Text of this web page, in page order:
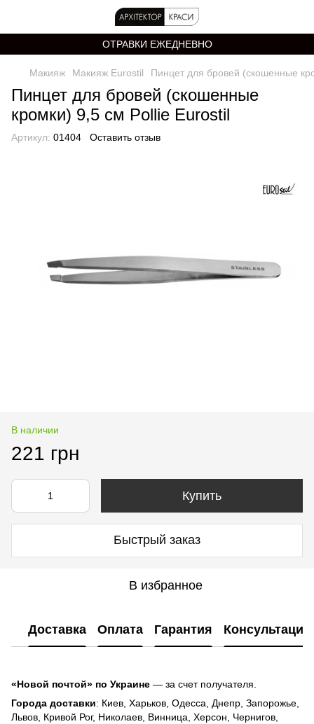
ОТРАВКИ ЕЖЕДНЕВНО
Макияж Макияж Eurostil Пинцет для бровей (скошенные
Пинцет для бровей (скошенные
кромки) 9,5 см Pollie Eurostil
Артикул: 01404 Оставить отзыв
В наличии
221 грн
Купить
Быстрый заказ
В избранное
Доставка Оплата Гарантия Консультация
«Новой почтой» по Украине — за счет получателя.
Города доставки: Киев, Харьков, Одесса, Днепр, Запорожье,
Львов, Кривой Рог, Николаев, Винница, Херсон, Чернигов,